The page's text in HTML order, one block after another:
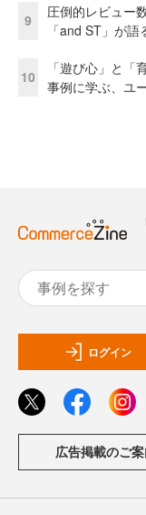
9
圧倒的レビュー
「and ST」が語
10
「遊び心」と
事例に学ぶ、ユ
ログイン
広告掲載のご